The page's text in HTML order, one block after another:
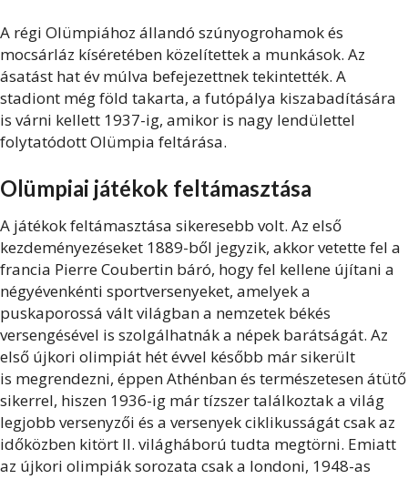
A régi Olümpiához állandó szúnyogrohamok és
mocsárláz kíséretében közelítettek a munkások. Az
ásatást hat év múlva befejezettnek tekintették. A
stadiont még föld takarta, a futópálya kiszabadítására
is várni kellett 1937-ig, amikor is nagy lendülettel
folytatódott Olümpia feltárása.
Olümpiai játékok feltámasztása
A játékok feltámasztása sikeresebb volt. Az első
kezdeményezéseket 1889-ből jegyzik, akkor vetette fel a
francia Pierre Coubertin báró, hogy fel kellene újítani a
négyévenkénti sportversenyeket, amelyek a
puskaporossá vált világban a nemzetek békés
versengésével is szolgálhatnák a népek barátságát. Az
első újkori olimpiát hét évvel később már sikerült
is megrendezni, éppen Athénban és természetesen átütő
sikerrel, hiszen 1936-ig már tízszer találkoztak a világ
legjobb versenyzői és a versenyek ciklikusságát csak az
időközben kitört II. világháború tudta megtörni. Emiatt
az újkori olimpiák sorozata csak a londoni, 1948-as